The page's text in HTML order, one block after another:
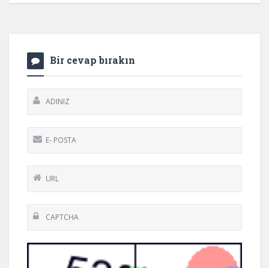
Bir cevap bırakın